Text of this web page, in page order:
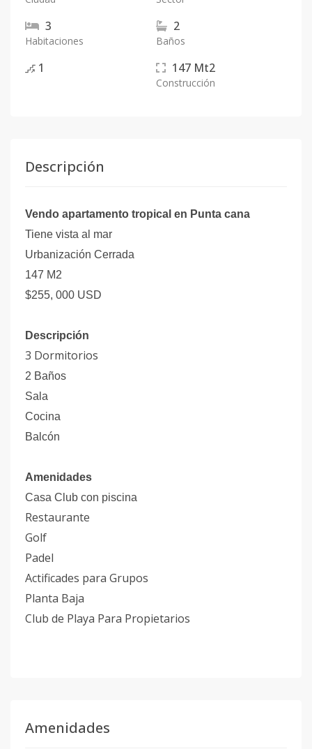
3
Habitaciones
2
Baños
1 147 Mt2
Construcción
Descripción
Vendo apartamento tropical en Punta cana
Tiene vista al mar
Urbanización Cerrada
147 M2
$255, 000 USD
Descripción
3 Dormitorios
2 Baños
Sala
Cocina
Balcón
Amenidades
Casa Club con piscina
Restaurante
Golf
Padel
Actificades para Grupos
Planta Baja
Club de Playa Para Propietarios
Amenidades